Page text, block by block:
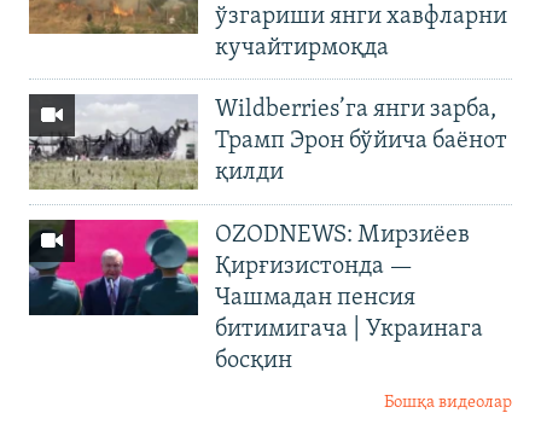
ўзгариши янги хавфларни
кучайтирмоқда
Wildberries’га янги зарба,
Трамп Эрон бўйича баёнот
қилди
OZODNEWS: Мирзиёев
Қирғизистонда —
Чашмадан пенсия
битимигача | Украинага
босқин
Бошқа видеолар